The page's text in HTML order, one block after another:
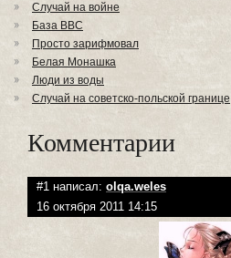
Случай на войне
База BBC
Просто зарифмовал
Белая Монашка
Люди из воды
Случай на советско-польской границе
Комментарии
#1 написал: olqa.weles
16 октября 2011 14:15